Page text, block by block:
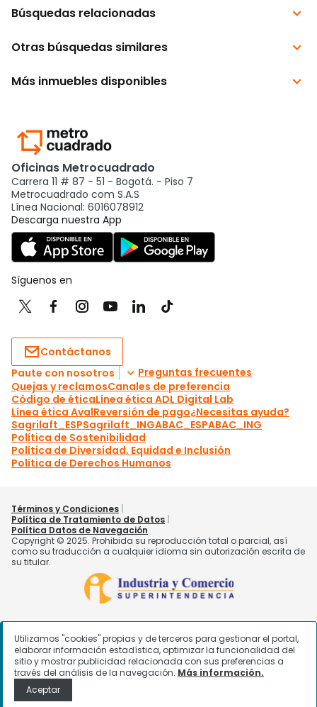
Utilizamos "cookies" propias y de terceros para gestionar el portal,
elaborar información estadística, optimizar la funcionalidad del
sitio y mostrar publicidad relacionada con sus preferencias a
través del análisis de la navegación. Más información.
Aceptar